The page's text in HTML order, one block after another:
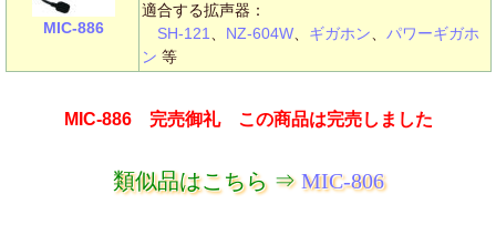
MIC-886
適合する拡声器：
SH-121
NZ-604W、 ギガホン
パワーギガホ
ン 等
MIC-886 完売御礼 この商品は完売しました
類似品はこちら ⇒MIC-806